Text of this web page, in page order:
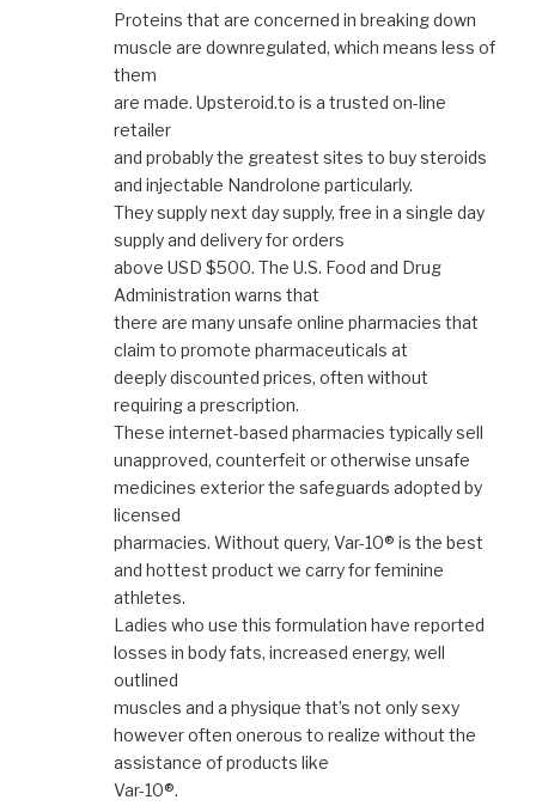
Proteins that are concerned in breaking down
muscle are downregulated, which means less of
them
are made. Upsteroid.to is a trusted on-line
retailer
and probably the greatest sites to buy steroids
and injectable Nandrolone particularly.
They supply next day supply, free in a single day
supply and delivery for orders
above USD $500. The U.S. Food and Drug
Administration warns that
there are many unsafe online pharmacies that
claim to promote pharmaceuticals at
deeply discounted prices, often without
requiring a prescription.
These internet-based pharmacies typically sell
unapproved, counterfeit or otherwise unsafe
medicines exterior the safeguards adopted by
licensed
pharmacies. Without query, Var-10® is the best
and hottest product we carry for feminine
athletes.
Ladies who use this formulation have reported
losses in body fats, increased energy, well
outlined
muscles and a physique that’s not only sexy
however often onerous to realize without the
assistance of products like
Var-10®.